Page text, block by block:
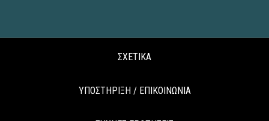
ΣΧΕΤΙΚΑ
ΥΠΟΣΤΗΡΙΞΗ / ΕΠΙΚΟΙΝΩΝΙΑ